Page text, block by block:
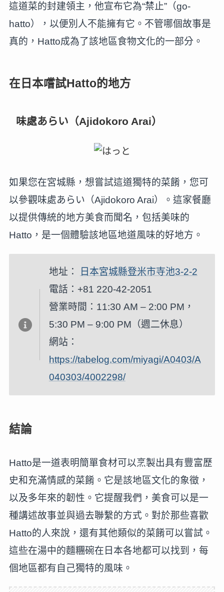
這道菜的封建領主，他宣布它為“禁止”（go-
hatto），以便別人不能擁有它。不管哪個故事是
真的，Hatto成為了該地區食物文化的一部分。
在日本嚐試Hatto的地方
味處あらい（Ajidokoro Arai）
如果您在宮城縣，想嘗試這道獨特的菜餚，您可
以參觀味處あらい（Ajidokoro Arai）。這家餐廳
以提供傳統的地方美食而聞名，包括美味的
Hatto，是一個體驗該地區地道風味的好地方。
地址：
日本宮城縣登米市寺池3-2-2
電話：+81 220-42-2051
營業時間：11:30 AM – 2:00 PM，
5:30 PM – 9:00 PM（週二休息）
網站：
https://tabelog.com/miyagi/A0403/A
040303/4002298/
結論
Hatto是一道表明簡單食材可以烹製出具有豐富歷
史和充滿情感的菜餚。它是該地區文化的象徵，
以及多年來的韌性。它提醒我們，美食可以是一
種講述故事並與過去聯繫的方式。對於那些喜歡
Hatto的人來說，還有其他類似的菜餚可以嘗試。
這些在湯中的麵糰碗在日本各地都可以找到，每
個地區都有自己獨特的風味。